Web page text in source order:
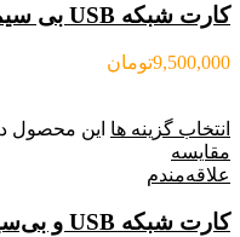
کارت شبکه USB بی‌ سیم و دوباند AX1800 دی لینک DLINK DWA-X1852
9,500,000تومان
انتخاب گزینه ها این محصول
مقایسه
علاقه‌مندم
کارت شبکه USB و بی‌سیم AX300 دی لینک مدل DLINK DWA-X131